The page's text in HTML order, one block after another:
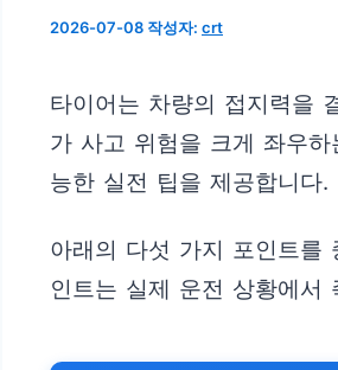
2026-07-08 작성자: crt
타이어는 차량의 접지력을
가 사고 위험을 크게 좌우
능한 실전 팁을 제공합니다.
아래의 다섯 가지 포인트를
인트는 실제 운전 상황에서